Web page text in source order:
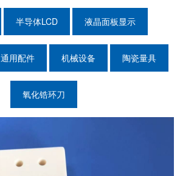
半导体LCD 液晶面板显示
通用配件 机械设备 陶瓷量具
氧化锆环刀